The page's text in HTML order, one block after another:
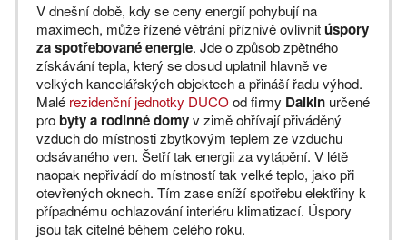
V dnešní době, kdy se ceny energií pohybují na
maximech, může řízené větrání příznivě ovlivnitúspory
za spotřebované energie. Jde o způsob zpětného
získávání tepla, který se dosud uplatnil hlavně ve
velkých kancelářských objektech a přináší řadu výhod.
Malé rezidenční jednotky DUCOod firmy Daikin určené
probyty a rodinné domyv zimě ohřívají přiváděný
vzduch do místnosti zbytkovým teplem ze vzduchu
odsávaného ven. Šetří tak energii za vytápění. V létě
naopak nepřivádí do místností tak velké teplo, jako při
otevřených oknech. Tím zase sníží spotřebu elektřiny k
případnému ochlazování interiéru klimatizací. Úspory
jsou tak citelné během celého roku.